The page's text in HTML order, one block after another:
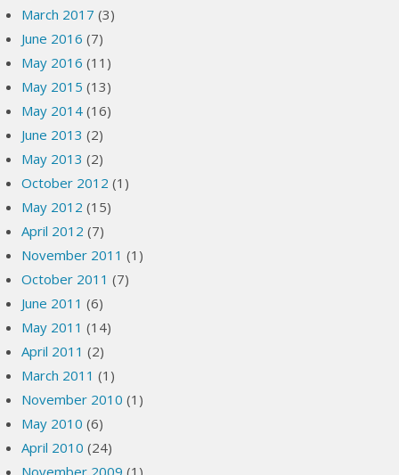
March 2017 (3)
June 2016 (7)
May 2016 (11)
May 2015 (13)
May 2014 (16)
June 2013 (2)
May 2013 (2)
October 2012 (1)
May 2012 (15)
April 2012 (7)
November 2011 (1)
October 2011 (7)
June 2011 (6)
May 2011 (14)
April 2011 (2)
March 2011 (1)
November 2010 (1)
May 2010 (6)
April 2010 (24)
November 2009 (1)